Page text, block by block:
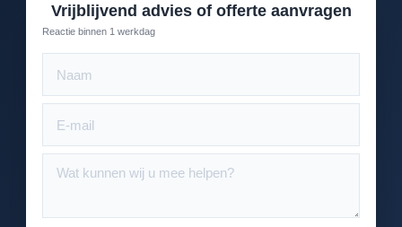
Vrijblijvend advies of offerte aanvragen
Reactie binnen 1 werkdag